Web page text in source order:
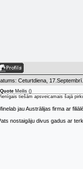
Ceturtdiena,
Quote Meilis ()
tiešām apsveicamais šajā
jau Austrālijas firma ar
nostaigāju divus gadus ar